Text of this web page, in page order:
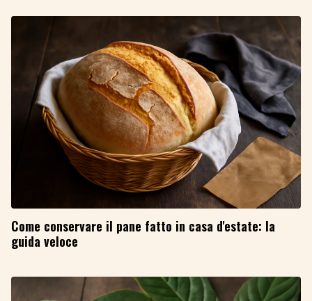
Come conservare il pane fatto in casa d'estate: la
guida veloce